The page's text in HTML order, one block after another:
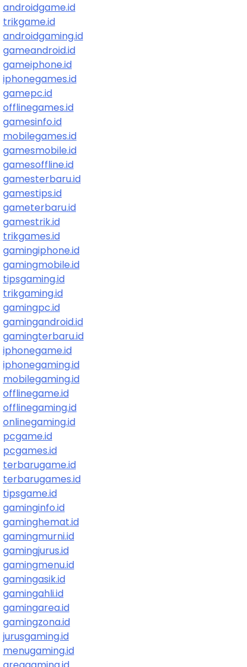
androidgame.id
trikgame.id
androidgaming.id
gameandroid.id
gameiphone.id
iphonegames.id
gamepc.id
offlinegames.id
gamesinfo.id
mobilegames.id
gamesmobile.id
gamesoffline.id
gamesterbaru.id
gamestips.id
gameterbaru.id
gamestrik.id
trikgames.id
gamingiphone.id
gamingmobile.id
tipsgaming.id
trikgaming.id
gamingpc.id
gamingandroid.id
gamingterbaru.id
iphonegame.id
iphonegaming.id
mobilegaming.id
offlinegame.id
offlinegaming.id
onlinegaming.id
pcgame.id
pcgames.id
terbarugame.id
terbarugames.id
tipsgame.id
gaminginfo.id
gaminghemat.id
gamingmurni.id
gamingjurus.id
gamingmenu.id
gamingasik.id
gamingahli.id
gamingarea.id
gamingzona.id
jurusgaming.id
menugaming.id